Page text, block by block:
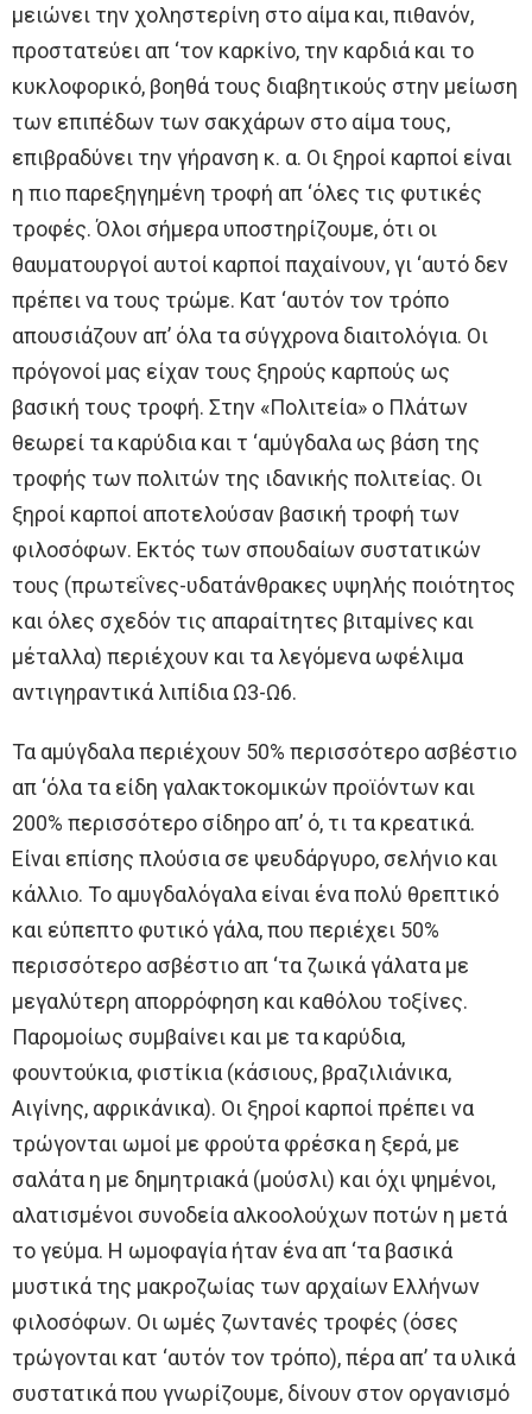
μειώνει την χοληστερίνη στο αίμα και, πιθανόν,
προστατεύει απ ‘τον καρκίνο, την καρδιά και το
κυκλοφορικό, βοηθά τους διαβητικούς στην μείωση
των επιπέδων των σακχάρων στο αίμα τους,
επιβραδύνει την γήρανση κ. α. Οι ξηροί καρποί είναι
η πιο παρεξηγημένη τροφή απ ‘όλες τις φυτικές
τροφές. Όλοι σήμερα υποστηρίζουμε, ότι οι
θαυματουργοί αυτοί καρποί παχαίνουν, γι ‘αυτό δεν
πρέπει να τους τρώμε. Κατ ‘αυτόν τον τρόπο
απουσιάζουν απ’ όλα τα σύγχρονα διαιτολόγια. Οι
πρόγονοί μας είχαν τους ξηρούς καρπούς ως
βασική τους τροφή. Στην «Πολιτεία» ο Πλάτων
θεωρεί τα καρύδια και τ ‘αμύγδαλα ως βάση της
τροφής των πολιτών της ιδανικής πολιτείας. Οι
ξηροί καρποί αποτελούσαν βασική τροφή των
φιλοσόφων. Εκτός των σπουδαίων συστατικών
τους (πρωτεΐνες-υδατάνθρακες υψηλής ποιότητος
και όλες σχεδόν τις απαραίτητες βιταμίνες και
μέταλλα) περιέχουν και τα λεγόμενα ωφέλιμα
αντιγηραντικά λιπίδια Ω3-Ω6.
Τα αμύγδαλα περιέχουν 50% περισσότερο ασβέστιο
απ ‘όλα τα είδη γαλακτοκομικών προϊόντων και
200% περισσότερο σίδηρο απ’ ό, τι τα κρεατικά.
Είναι επίσης πλούσια σε ψευδάργυρο, σελήνιο και
κάλλιο. Το αμυγδαλόγαλα είναι ένα πολύ θρεπτικό
και εύπεπτο φυτικό γάλα, που περιέχει 50%
περισσότερο ασβέστιο απ ‘τα ζωικά γάλατα με
μεγαλύτερη απορρόφηση και καθόλου τοξίνες.
Παρομοίως συμβαίνει και με τα καρύδια,
φουντούκια, φιστίκια (κάσιους, βραζιλιάνικα,
Αιγίνης, αφρικάνικα). Οι ξηροί καρποί πρέπει να
τρώγονται ωμοί με φρούτα φρέσκα η ξερά, με
σαλάτα η με δημητριακά (μούσλι) και όχι ψημένοι,
αλατισμένοι συνοδεία αλκοολούχων ποτών η μετά
το γεύμα. Η ωμοφαγία ήταν ένα απ ‘τα βασικά
μυστικά της μακροζωίας των αρχαίων Ελλήνων
φιλοσόφων. Οι ωμές ζωντανές τροφές (όσες
τρώγονται κατ ‘αυτόν τον τρόπο), πέρα απ’ τα υλικά
συστατικά που γνωρίζουμε, δίνουν στον οργανισμό